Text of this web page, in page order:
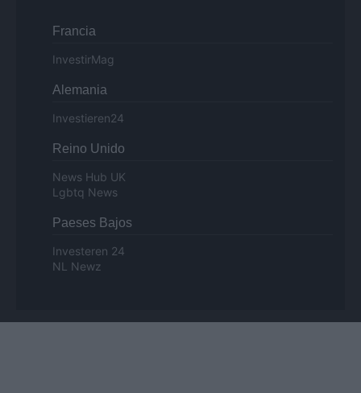
Francia
InvestirMag
Alemania
Investieren24
Reino Unido
News Hub UK
Lgbtq News
Paeses Bajos
Investeren 24
NL Newz